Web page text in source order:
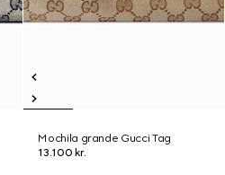
Mochila grande Gucci Tag
13.100 kr.